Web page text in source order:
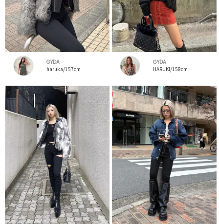
GYDA
haruka/157cm
GYDA
HARUKI/158cm